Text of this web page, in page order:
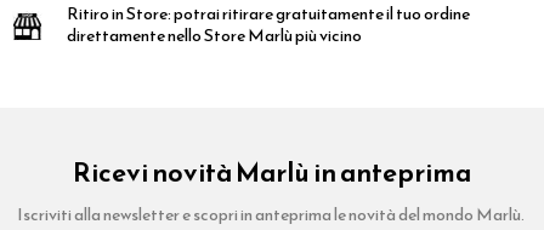
Ritiro in Store:potrai ritirare gratuitamente il tuo ordine
direttamente nello Store Marlù più vicino
Ricevi novità Marlù in anteprima
Iscriviti alla newsletter e scopri in anteprima le novità del mondo Marlù.